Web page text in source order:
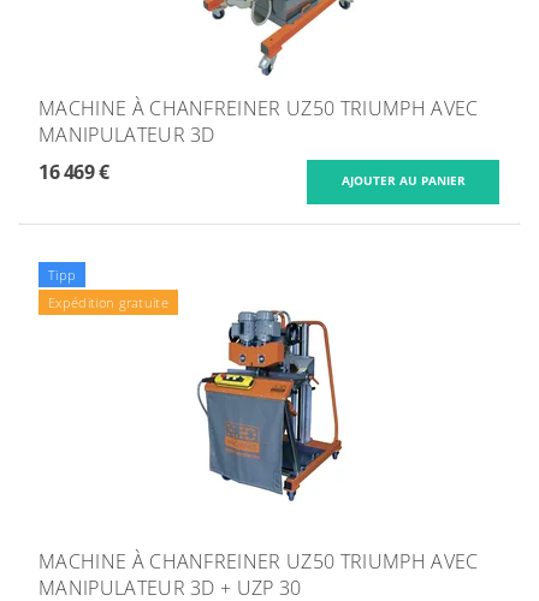
MACHINE À CHANFREINER UZ50 TRIUMPH AVEC
MANIPULATEUR 3D
16 469 €
Tipp
Expédition gratuite
MACHINE À CHANFREINER UZ50 TRIUMPH AVEC
MANIPULATEUR 3D + UZP 30